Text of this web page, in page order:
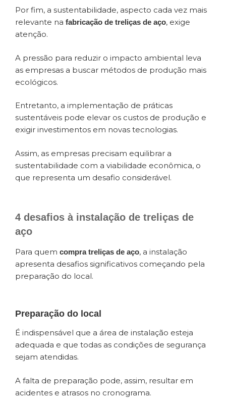
Por fim, a sustentabilidade, aspecto cada vez mais
relevante na fabricação de treliças de aço, exige
atenção.
A pressão para reduzir o impacto ambiental leva
as empresas a buscar métodos de produção mais
ecológicos.
Entretanto, a implementação de práticas
sustentáveis pode elevar os custos de produção e
exigir investimentos em novas tecnologias.
Assim, as empresas precisam equilibrar a
sustentabilidade com a viabilidade econômica, o
que representa um desafio considerável.
4 desafios à instalação de treliças de
aço
Para quem compra treliças de aço, a instalação
apresenta desafios significativos começando pela
preparação do local.
Preparação do local
É indispensável que a área de instalação esteja
adequada e que todas as condições de segurança
sejam atendidas.
A falta de preparação pode, assim, resultar em
acidentes e atrasos no cronograma.